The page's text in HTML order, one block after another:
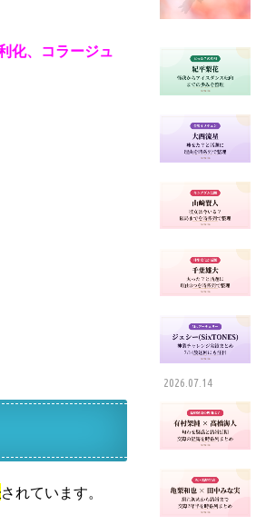
化、コラージュ
されています。
2026.07.14